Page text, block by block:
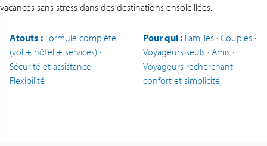
vacances sans stress dans des destinations ensoleillées.
Atouts : Formule complète
(vol + hôtel + services) ·
Sécurité et assistance ·
Flexibilité
Pour qui : Familles · Couples ·
Voyageurs seuls · Amis ·
Voyageurs recherchant
confort et simplicité